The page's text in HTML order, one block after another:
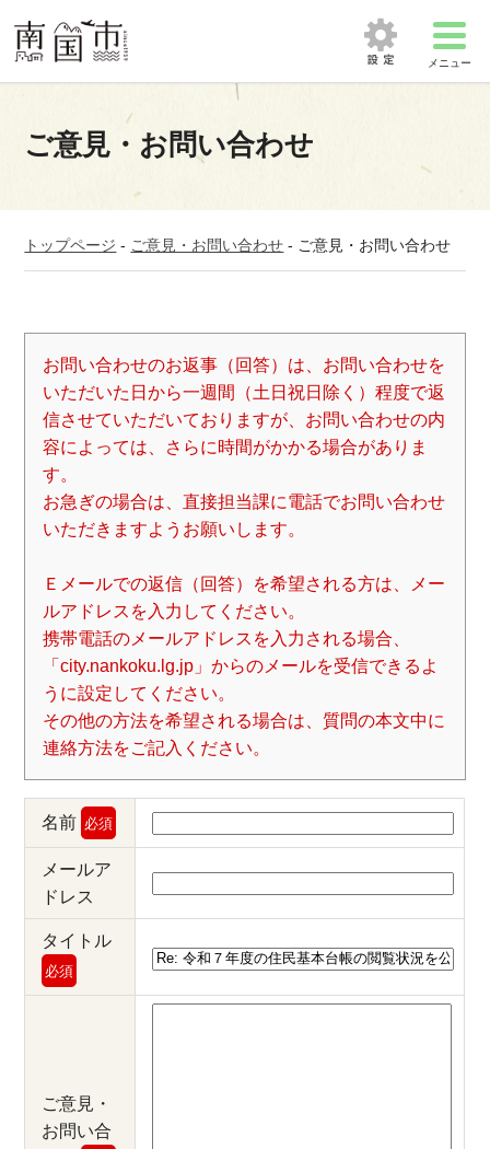
メニュー
ご意見・お問い合わせ
トップページ - ご意見・お問い合わせ - ご意見・お問い合わせ
お問い合わせのお返事（回答）は、お問い合わせを
いただいた日から一週間（土日祝日除く）程度で返
信させていただいておりますが、お問い合わせの内
容によっては、さらに時間がかかる場合がありま
す。
お急ぎの場合は、直接担当課に電話でお問い合わせ
いただきますようお願いします。
Ｅメールでの返信（回答）を希望される方は、メー
ルアドレスを入力してください。
携帯電話のメールアドレスを入力される場合、
「city.nankoku.lg.jp」からのメールを受信できるよ
うに設定してください。
その他の方法を希望される場合は、質問の本文中に
連絡方法をご記入ください。
名前 必須
メールア
ドレス
タイトル
必須
ご意見・
お問い合